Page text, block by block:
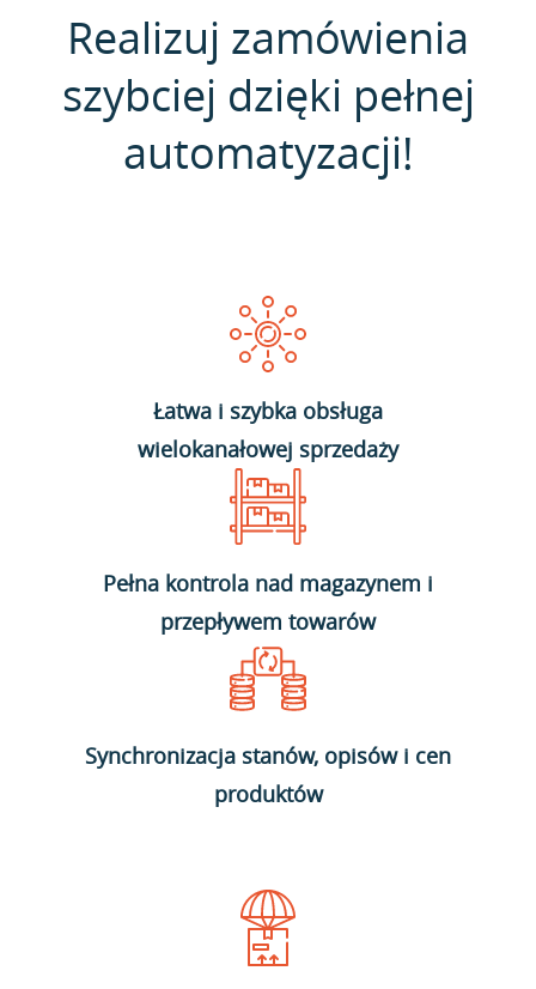
Realizuj zamówienia
szybciej dzięki pełnej
automatyzacji!
Łatwa i szybka obsługa
wielokanałowej sprzedaży
Pełna kontrola nad magazynem i
przepływem towarów
Synchronizacja stanów, opisów i cen
produktów